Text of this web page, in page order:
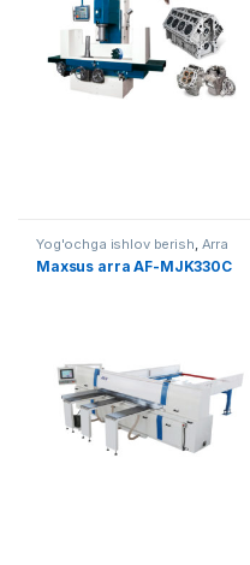
Yog'ochga ishlov berish, Arra
Maxsus arra AF-MJK330C